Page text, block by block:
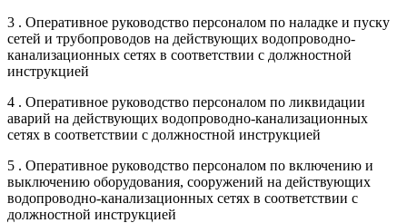
3 . Оперативное руководство персоналом по наладке и пуску
сетей и трубопроводов на действующих водопроводно-
канализационных сетях в соответствии с должностной
инструкцией
4 . Оперативное руководство персоналом по ликвидации
аварий на действующих водопроводно-канализационных
сетях в соответствии с должностной инструкцией
5 . Оперативное руководство персоналом по включению и
выключению оборудования, сооружений на действующих
водопроводно-канализационных сетях в соответствии с
должностной инструкцией